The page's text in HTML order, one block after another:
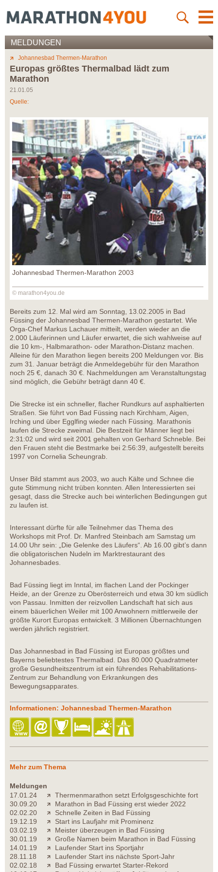
MELDUNGEN
Johannesbad Thermen-Marathon
Europas größtes Thermalbad lädt zum
Marathon
21.01.05
Quelle:
Johannesbad Thermen-Marathon 2003
© marathon4you.de
Bereits zum 12. Mal wird am Sonntag, 13.02.2005 in Bad
Füssing der Johannesbad Thermen-Marathon gestartet. Wie
Orga-Chef Markus Lachauer mitteilt, werden wieder an die
2.000 Läuferinnen und Läufer erwartet, die sich wahlweise auf
die 10 km-, Halbmarathon- oder Marathon-Distanz machen.
Alleine für den Marathon liegen bereits 200 Meldungen vor. Bis
zum 31. Januar beträgt die Anmeldegebühr für den Marathon
noch 25 €, danach 30 €. Nachmeldungen am Veranstaltungstag
sind möglich, die Gebühr beträgt dann 40 €.
Die Strecke ist ein schneller, flacher Rundkurs auf asphaltierten
Straßen. Sie führt von Bad Füssing nach Kirchham, Aigen,
Irching und über Egglfing wieder nach Füssing. Marathonis
laufen die Strecke zweimal. Die Bestzeit für Männer liegt bei
2:31:02 und wird seit 2001 gehalten von Gerhard Schneble. Bei
den Frauen steht die Bestmarke bei 2:56:39, aufgestellt bereits
1997 von Cornelia Scheungrab.
Unser Bild stammt aus 2003, wo auch Kälte und Schnee die
gute Stimmung nicht trüben konnten. Allen Interessierten sei
gesagt, dass die Strecke auch bei winterlichen Bedingungen gut
zu laufen ist.
Interessant dürfte für alle Teilnehmer das Thema des
Workshops mit Prof. Dr. Manfred Steinbach am Samstag um
14.00 Uhr sein: „Die Gelenke des Läufers“. Ab 16.00 gibt’s dann
die obligatorischen Nudeln im Marktrestaurant des
Johannesbades.
Bad Füssing liegt im Inntal, im flachen Land der Pockinger
Heide, an der Grenze zu Oberösterreich und etwa 30 km südlich
von Passau. Inmitten der reizvollen Landschaft hat sich aus
einem bäuerlichen Weiler mit 100 Anwohnern mittlerweile der
größte Kurort Europas entwickelt. 3 Millionen Übernachtungen
werden jährlich registriert.
Das Johannesbad in Bad Füssing ist Europas größtes und
Bayerns beliebtestes Thermalbad. Das 80.000 Quadratmeter
große Gesundheitszentrum ist ein führendes Rehabilitations-
Zentrum zur Behandlung von Erkrankungen des
Bewegungsapparates.
Informationen: Johannesbad Thermen-Marathon
Mehr zum Thema
Meldungen
17.01.24
Thermenmarathon setzt Erfolgsgeschichte fort
30.09.20
Marathon in Bad Füssing erst wieder 2022
02.02.20
Schnelle Zeiten in Bad Füssing
19.12.19
Start ins Laufjahr mit Prominenz
03.02.19
Meister überzeugen in Bad Füssing
30.01.19
Große Namen beim Marathon in Bad Füssing
14.01.19
Laufender Start ins Sportjahr
28.11.18
Laufender Start ins nächste Sport-Jahr
02.02.18
Bad Füssing erwartet Starter-Rekord